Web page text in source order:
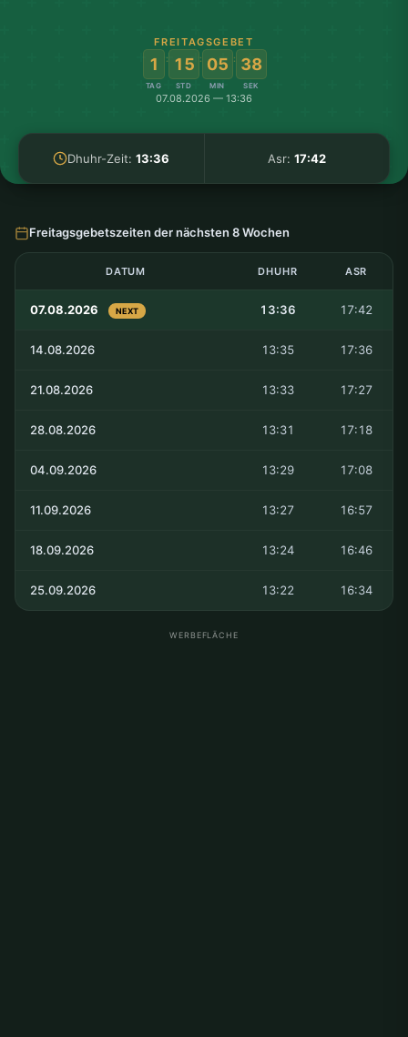
FREITAGSGEBET
1
TAG
: 15
STD
: 05
MIN
: 38
SEK
07.08.2026 — 13:36
Dhuhr-Zeit:13:36 Asr: 17:42
Freitagsgebetszeiten der nächsten 8 Wochen
DATUM DHUHR ASR
07.08.2026 NEXT 13:36 17:42
14.08.2026 13:35 17:36
21.08.2026 13:33 17:27
28.08.2026 13:31 17:18
04.09.2026 13:29 17:08
11.09.2026 13:27 16:57
18.09.2026 13:24 16:46
25.09.2026 13:22 16:34
WERBEFLÄCHE